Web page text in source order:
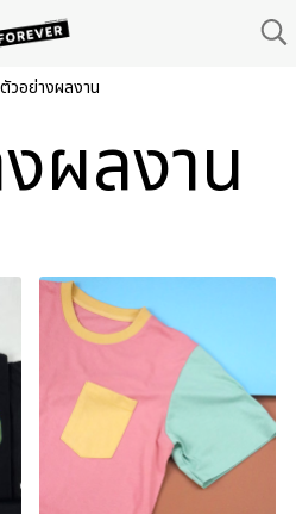
ตัวอย่างผลงาน
ผลงาน